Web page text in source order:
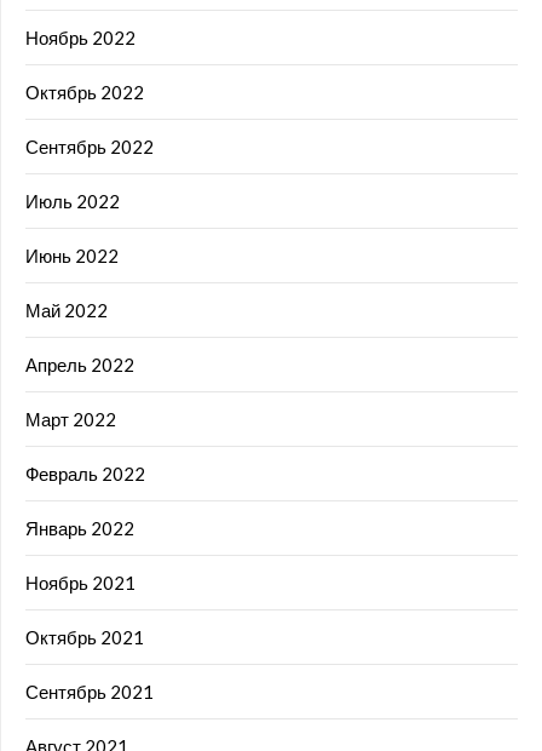
Ноябрь 2022
Октябрь 2022
Сентябрь 2022
Июль 2022
Июнь 2022
Май 2022
Апрель 2022
Март 2022
Февраль 2022
Январь 2022
Ноябрь 2021
Октябрь 2021
Сентябрь 2021
Август 2021